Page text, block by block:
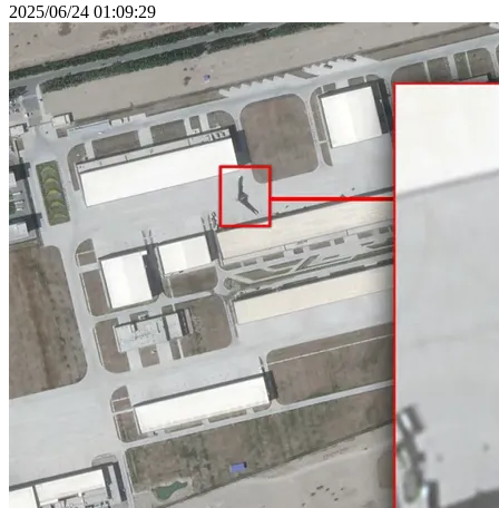
2025/06/24 01:09:29